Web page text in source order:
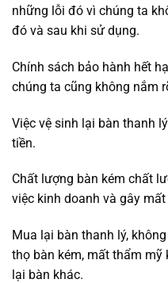
những lỗi đó vì chúng ta
đó và sau khi sử dụng.
Chính sách bảo hành hết
chúng ta cũng không nắm
Việc vệ sinh lại bàn thanh
tiền.
Chất lượng bàn kém chất
việc kinh doanh và gây
Mua lại bàn thanh lý,
thọ bàn kém, mất thẩm
lại bàn khác.